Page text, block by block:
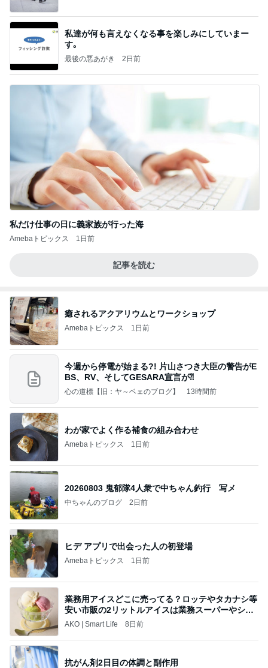
私達が何も言えなくなる事を楽しみにしていまー
す｡
最後の悪あがき 2日前
私だけ仕事の日に義家族が行った海
Amebaトピックス 1日前
記事を読む
癒されるアクアリウムとワークショップ
Amebaトピックス 1日前
今週から停電が始まる?! 片山さつき大臣の警告がE
BS、RV、そしてGESARA宣言が⁈
心の道標【旧：ヤ～ベェのブログ】 13時間前
わが家でよく作る補食の組み合わせ
Amebaトピックス 1日前
20260803 鬼郁隊4人衆で中ちゃん釣行 写メ
中ちゃんのブログ 2日前
ヒデ アプリで出会った人の初登場
Amebaトピックス 1日前
業務用アイスどこに売ってる？ロッテやタカナシ等
安い市販の2リットルアイスは業務スーパーやシャ
トレ
AKO | Smart Life 8日前
抗がん剤2日目の体調と副作用